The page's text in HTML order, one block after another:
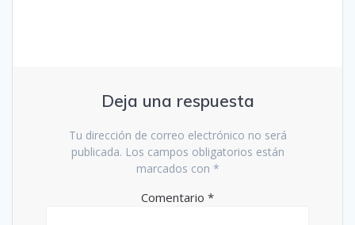
Deja una respuesta
Tu dirección de correo electrónico no será
publicada. Los campos obligatorios están
marcados con *
Comentario *